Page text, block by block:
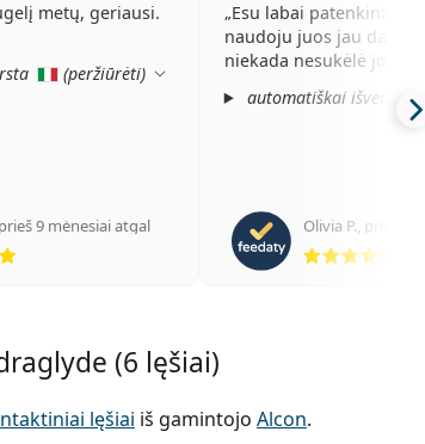
metų, geriausi.
(peržiūrėti)
prieš 9 mėnesiai atgal
Įvertinimas 5 iš 5
Esu labai patenkinta
naudoju juos jau
niekada nesukėlė jokių
automatiškai išversta
Olivia P., prieš
(6 lęšiai)
lęšiai iš gamintojo Alcon.